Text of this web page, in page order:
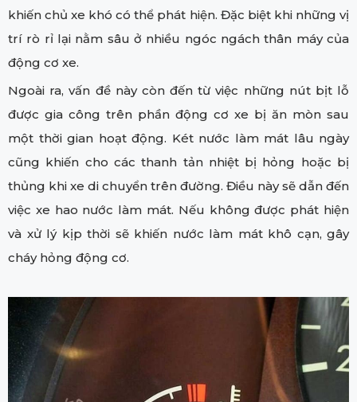
khiến chủ xe khó có thể phát hiện. Đặc biệt khi những vị
trí rò rỉ lại nằm sâu ở nhiều ngóc ngách thân máy của
động cơ xe.
Ngoài ra, vấn đề này còn đến từ việc những nút bịt lỗ
được gia công trên phần động cơ xe bị ăn mòn sau
một thời gian hoạt động. Két nước làm mát lâu ngày
cũng khiến cho các thanh tản nhiệt bị hỏng hoặc bị
thủng khi xe di chuyển trên đường. Điều này sẽ dẫn đến
việc xe hao nước làm mát. Nếu không được phát hiện
và xử lý kịp thời sẽ khiến nước làm mát khô cạn, gây
cháy hỏng động cơ.